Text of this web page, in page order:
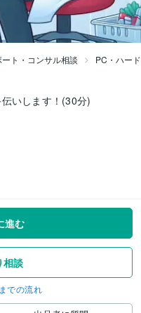
ート・コンサル相談 PC・ハー
いします！(30分)
進む
相談
での流れ